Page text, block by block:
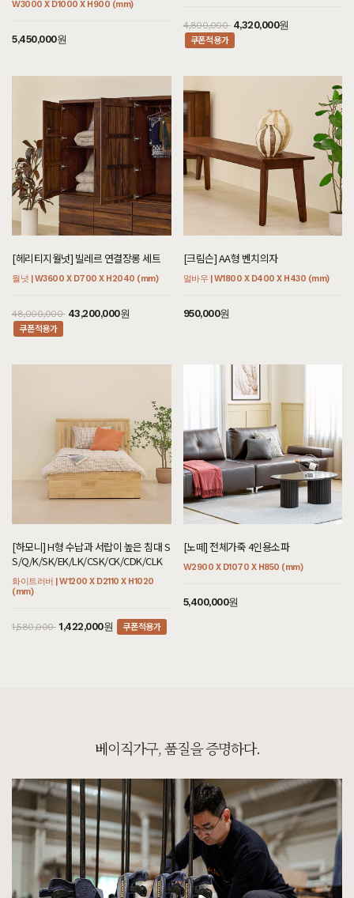
7월 25일 경기 안산 이**고객님 주문제작 설치후기입니다
[[블랙라벨매트리스] 기획특별한가격 SS/Q/K/SK/EK/LK]
7월 25일 경기 용인 송**고객님 설치후기입니다
7월 25일 경기 용인 송**고객님 설치후기입니다
[[헤리티지월넛] 빌레르 와이드수납장]
7월 25일 서울 종로 김**고객님 설치후기입니다
[[블랙러버] H형 2단협탁]
7월 25일 경기 용인 서**고객님 설치후기입니다
[[블랙러버] E형 장식장]
7월 25일 경기 용인 서**고객님 주문제작 설치후기입니다
[[한정특가] [헤리티지월넛] 플로렌스 의자 프로스트]
7월 25일 서울 마포 황**고객님 설치후기입니다
[[한정특가] [헤리티지월넛] 플로렌스 의자 버본]
7월 25일 서울 마포 황**고객님 설치후기입니다
[[헤리티지월넛] 베룸 식탁/테이블_40T]
7월 25일 서울 마포 황**고객님 설치후기입니다
[[오크] A형 실버철재수납장]
7월 25일 경기 용인 김**고객님 설치후기입니다
[[오크] C형 벽선반]
7월 25일 경기 시흥 김**고객님 설치후기입니다
[[블랙러버] AB형 책장2X4 화이트투톤]
7월 25일 경기 시흥 김**고객님 설치후기입니다
7월 25일 경기 시흥 김**고객님 설치후기입니다
[[블랙러버] 빈티지로얄 A형 침대 서랍형 엔틱브라운
[[블랙러버] U형 침대 SS/Q/K/SK/EK/LK/CSK/CK/CDK/CLK]
7월 25일 충남 천안 맹**고객님 설치후기입니다
[[블랙라벨매트리스] VVIP블랙 SS/Q/K/EK/LK/KK]
7월 25일 경기 부천 한**고객님 주문제작 설치후기입니다
[[까사] G형 저상형 힐링굿침대 서랍형 SS/Q/K/SK/EK/LK]
7월 25일 경기 부천 한**고객님 주문제작 설치후기입니다
[[커린] 엘리 A형 5단서랍장 : 제이드그린]
7월 25일 충북 진천 이**고객님 주문제작 설치후기입니다
W3000 X D1000 X H900 (mm)
5,450,000원
4,800,000 4,320,000원
쿠폰적용가
[헤리티지월넛] 빌레르 연결장롱 세트
월넛 | W3600 X D700 X H2040 (mm)
48,000,000 43,200,000원
쿠폰적용가
[크림슨] AA형 벤치의자
멀바우 | W1800 X D400 X H430 (mm)
950,000원
[하모니] H형 수납과 서랍이 높은 침대 S
S/Q/K/SK/EK/LK/CSK/CK/CDK/CLK
화이트러버 | W1200 X D2110 X H1020
(mm)
1,580,000 1,422,000원 쿠폰적용가
[노떼] 전체가죽 4인용소파
W2900 X D1070 X H850 (mm)
5,400,000원
베이직가구, 품질을 증명하다.